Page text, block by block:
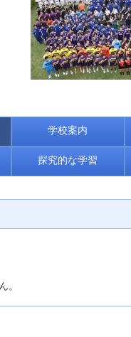
学校案内
探究的な学習
。